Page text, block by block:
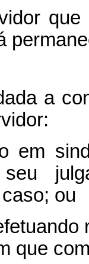
que
a
ou
que